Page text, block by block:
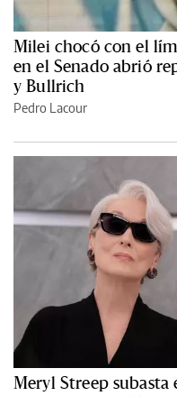
Milei chocó con el
en el Senado abrió
y Bullrich
Pedro Lacour
Meryl Streep